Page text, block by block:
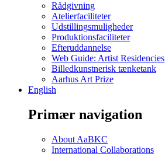
Rådgivning
Atelierfaciliteter
Udstillingsmuligheder
Produktionsfaciliteter
Efteruddannelse
Web Guide: Artist Residencies
Billedkunstnerisk tænketank
Aarhus Art Prize
English
Primær navigation
About AaBKC
International Collaborations